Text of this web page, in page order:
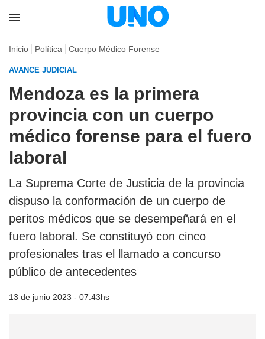
Inicio Política Cuerpo Médico Forense
AVANCE JUDICIAL
Mendoza es la primera
provincia con un cuerpo
médico forense para el fuero
laboral
La Suprema Corte de Justicia de la provincia
dispuso la conformación de un cuerpo de
peritos médicos que se desempeñará en el
fuero laboral. Se constituyó con cinco
profesionales tras el llamado a concurso
público de antecedentes
13 de junio 2023 - 07:43hs